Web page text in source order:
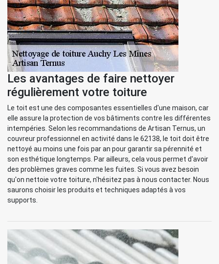
Les avantages de faire nettoyer
régulièrement votre toiture
Le toit est une des composantes essentielles d'une maison, car
elle assure la protection de vos bâtiments contre les différentes
intempéries. Selon les recommandations de Artisan Ternus, un
couvreur professionnel en activité dans le 62138, le toit doit être
nettoyé au moins une fois par an pour garantir sa pérennité et
son esthétique longtemps. Par ailleurs, cela vous permet d'avoir
des problèmes graves comme les fuites. Si vous avez besoin
qu'on nettoie votre toiture, n'hésitez pas à nous contacter. Nous
saurons choisir les produits et techniques adaptés à vos
supports.